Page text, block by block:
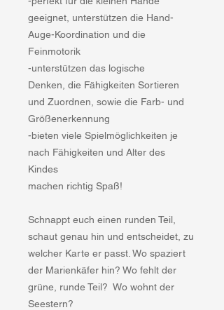
geeignet, unterstützen die Hand-
Auge-Koordination und die
Feinmotorik
-unterstützen das logische
Denken, die Fähigkeiten Sortieren
und Zuordnen, sowie die Farb- und
Größenerkennung
-bieten viele Spielmöglichkeiten je
nach Fähigkeiten und Alter des
Kindes
machen richtig Spaß!
Schnappt euch einen runden Teil,
schaut genau hin und entscheidet, zu
welcher Karte er passt. Wo spaziert
der Marienkäfer hin? Wo fehlt der
grüne, runde Teil? Wo wohnt der
Seestern?